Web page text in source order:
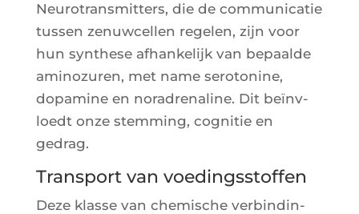
Neu­ro­trans­mit­ters, die de com­mu­ni­ca­tie
tus­sen zenuw­cel­len rege­len, zijn voor
hun syn­these afhan­ke­lijk van bepaalde
ami­no­zu­ren, met name sero­to­nine,
dopa­mine en nora­dre­na­line. Dit beïnv­
loedt onze stem­ming, cog­ni­tie en
gedrag.
Transport van voedingsstoffen
Deze klasse van che­mische ver­bin­din­